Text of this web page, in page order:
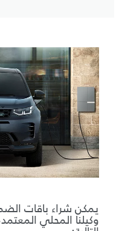
يمكن شراء باقات
وكيلنا المحلي